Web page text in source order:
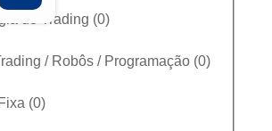
do Trading (0)
/ Robôs / Programação (0)
(0)